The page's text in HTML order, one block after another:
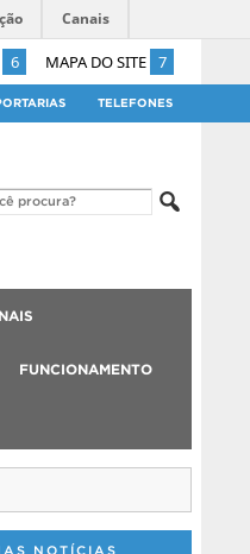
6 MAPA DO SITE 7
Canais
TELEFONES
FUNCIONAMENTO
NOTÍCIAS